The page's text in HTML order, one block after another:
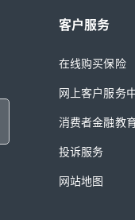
客户服务
在线购买保险
网上客户服务
消费者金融教
投诉服务
网站地图